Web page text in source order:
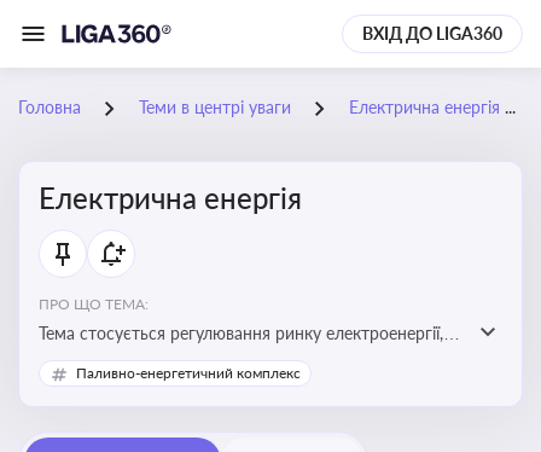
ВХІД ДО LIGA360
Головна Теми в центрі уваги Електрична енергія
Електрична енергія
ПРО ЩО ТЕМА:
Тема стосується регулювання ринку електроенергії,
включаючи її виробництво, постачання та фінансові
стимули для відновлюваної енергетики
Паливно-енергетичний комплекс